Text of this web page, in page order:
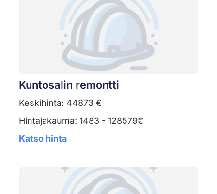
Kuntosalin remontti
Keskihinta: 44873 €
Hintajakauma: 1483 - 128579€
Katso hinta